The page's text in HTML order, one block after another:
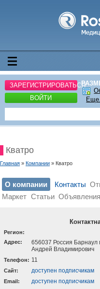
ЗАРЕГИСТРИРОВАТЬСЯ
ВОЙТИ
Кватро
Главная » Компании » Кватро
О компании Контакты
Маркет Статьи Объявления
Регион:
Адрес:
656037 Россия
Андрей Владимирович
Телефон: 11
Cайт: доступен подписчикам
Email: доступен подписчикам